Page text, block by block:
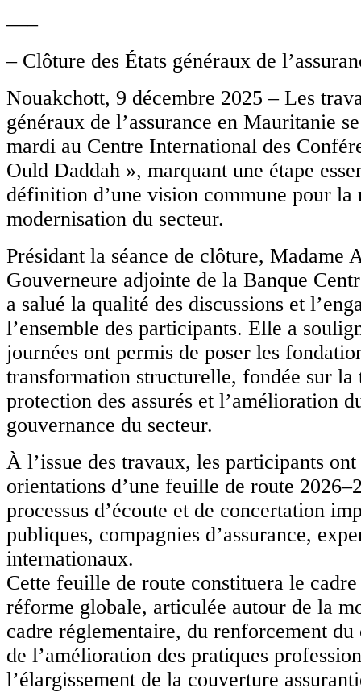
—–
– Clôture des États généraux de
Nouakchott, 9 décembre 2025 – Les
généraux de l’assurance en Mauritanie
mardi au Centre International des
Ould Daddah », marquant une étape
définition d’une vision commune pour la
modernisation du secteur.
Présidant la séance de clôture, Madame
Gouverneure adjointe de la Banque
a salué la qualité des discussions et
l’ensemble des participants. Elle a
journées ont permis de poser les
transformation structurelle, fondée sur la
protection des assurés et l’amélioration
gouvernance du secteur.
À l’issue des travaux, les participants ont
orientations d’une feuille de route
processus d’écoute et de concertation
publiques, compagnies d’assurance,
internationaux.
Cette feuille de route constituera le
réforme globale, articulée autour de la
cadre réglementaire, du renforcement
de l’amélioration des pratiques
l’élargissement de la couverture